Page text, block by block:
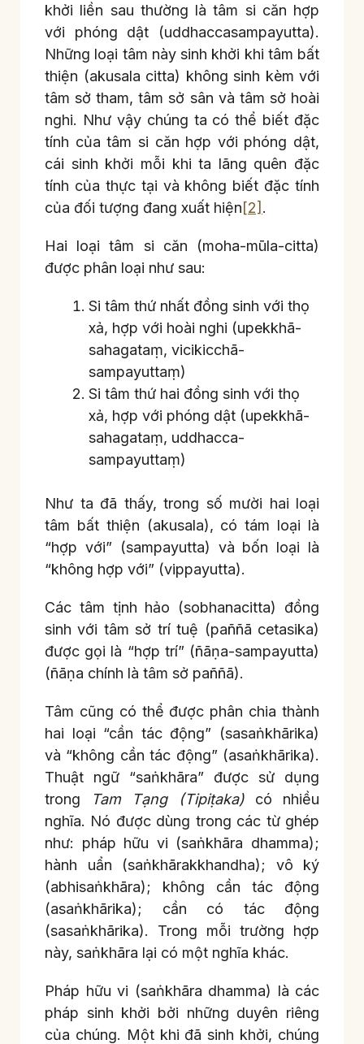
khởi liền sau thường là tâm si căn hợp
với phóng dật (uddhaccasampayutta).
Những loại tâm này sinh khởi khi tâm bất
thiện (akusala citta) không sinh kèm với
tâm sở tham, tâm sở sân và tâm sở hoài
nghi. Như vậy chúng ta có thể biết đặc
tính của tâm si căn hợp với phóng dật,
cái sinh khởi mỗi khi ta lãng quên đặc
tính của thực tại và không biết đặc tính
của đối tượng đang xuất hiện[2] .
Hai loại tâm si căn (moha-mūla-citta)
được phân loại như sau:
Si tâm thứ nhất đồng sinh với thọ
xả, hợp với hoài nghi (upekkhā-
sahagataṃ, vicikicchā-
sampayuttaṃ)
Si tâm thứ hai đồng sinh với thọ
xả, hợp với phóng dật (upekkhā-
sahagataṃ, uddhacca-
sampayuttaṃ)
Như ta đã thấy, trong số mười hai loại
tâm bất thiện (akusala), có tám loại là
“hợp với” (sampayutta) và bốn loại là
“không hợp với” (vippayutta).
Các tâm tịnh hảo (sobhanacitta) đồng
sinh với tâm sở trí tuệ (paññā cetasika)
được gọi là “hợp trí” (ñāṇa-sampayutta)
(ñāṇa chính là tâm sở paññā).
Tâm cũng có thể được phân chia thành
hai loại “cần tác động” (sasaṅkhārika)
và “không cần tác động” (asaṅkhārika).
Thuật ngữ “saṅkhāra” được sử dụng
trong
Tam Tạng (Tipiṭaka)có nhiều
nghĩa. Nó được dùng trong các từ ghép
như: pháp hữu vi (saṅkhāra dhamma);
hành uẩn (saṅkhārakkhandha); vô ký
(abhisaṅkhāra); không cần tác động
(asaṅkhārika); cần có tác động
(sasaṅkhārika). Trong mỗi trường hợp
này, saṅkhāra lại có một nghĩa khác.
Pháp hữu vi (saṅkhāra dhamma) là các
pháp sinh khởi bởi những duyên riêng
của chúng. Một khi đã sinh khởi, chúng